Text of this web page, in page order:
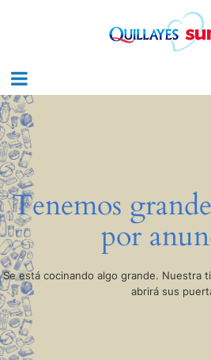
Tenemos
por
Se está cocinando algo grande. Nuestra
abrirá sus